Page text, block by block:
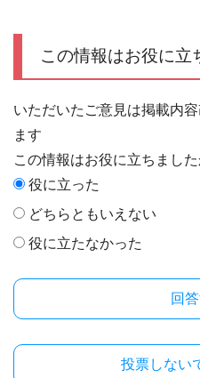
この情報はお役に立
いただいたご意見は掲載内
ます
この情報はお役に立ちました
役に立った
どちらともいえない
役に立たなかった
投票しない